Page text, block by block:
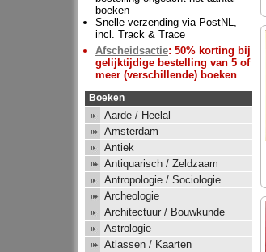
boeken
Snelle verzending via PostNL,
incl. Track & Trace
Afscheidsactie: 50% korting bij
gelijktijdige bestelling van 5 of
meer (verschillende) boeken
Boeken
Aarde / Heelal
Amsterdam
Antiek
Antiquarisch / Zeldzaam
Antropologie / Sociologie
Archeologie
Architectuur / Bouwkunde
Astrologie
Atlassen / Kaarten